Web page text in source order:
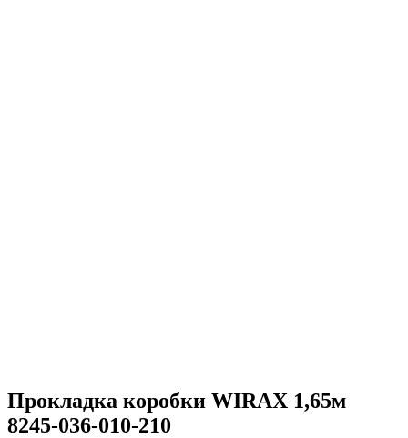
Прокладка коробки WIRAX 1,65м
8245-036-010-210